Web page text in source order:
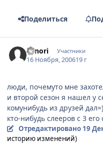
Поделиться
Sanori Участники
16 Ноября, 200619 г
люди, почемуто мне
и второй сезон я нашел у
комунибудь из друзей
кто-нибудь слееров с 3
Отредактировано 19
историю изменений)